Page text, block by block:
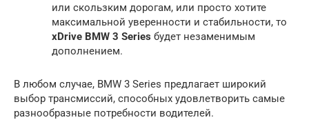
или скользким дорогам, или просто хотите
максимальной уверенности и стабильности, то
xDrive BMW 3 Series будет незаменимым
дополнением.
В любом случае, BMW 3 Series предлагает широкий
выбор трансмиссий, способных удовлетворить самые
разнообразные потребности водителей.